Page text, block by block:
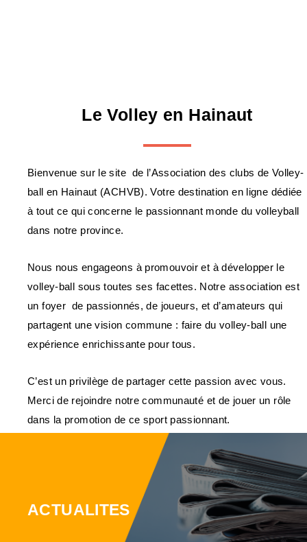
Le Volley en Hainaut
Bienvenue sur le site de l’Association des clubs de Volley-
ball en Hainaut (ACHVB). Votre destination en ligne dédiée
à tout ce qui concerne le passionnant monde du volleyball
dans notre province.
Nous nous engageons à promouvoir et à développer le
volley-ball sous toutes ses facettes. Notre association est
un foyer de passionnés, de joueurs, et d’amateurs qui
partagent une vision commune : faire du volley-ball une
expérience enrichissante pour tous.
C’est un privilège de partager cette passion avec vous.
Merci de rejoindre notre communauté et de jouer un rôle
dans la promotion de ce sport passionnant.
ACTUALITES